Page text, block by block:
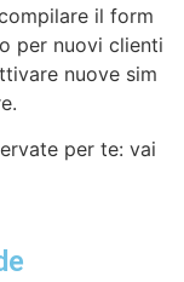
il form
per nuovi clienti
nuove sim
per te: vai